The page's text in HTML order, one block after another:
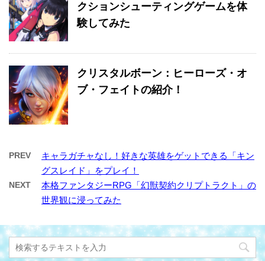
クションシューティングゲームを体
験してみた
クリスタルボーン：ヒーローズ・オ
ブ・フェイトの紹介！
PREV
キャラガチャなし！好きな英雄をゲットできる「キン
グスレイド」をプレイ！
NEXT
本格ファンタジーRPG「幻獣契約クリプトラクト」の
世界観に浸ってみた